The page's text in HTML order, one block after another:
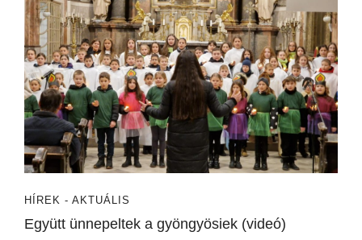
HÍREK - AKTUÁLIS
Együtt ünnepeltek a gyöngyösiek (videó)